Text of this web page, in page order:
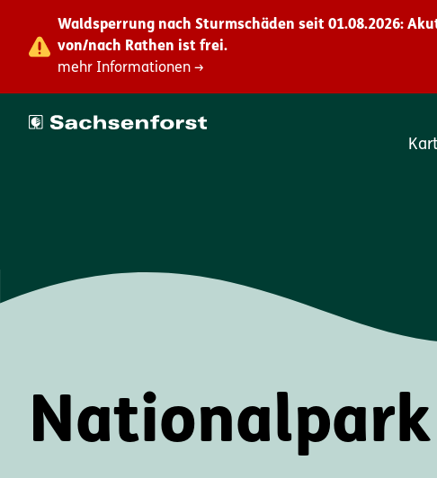
Waldsperrung nach Sturmschäden seit 01.08.2026:
von/nach Rathen ist frei.
mehr Informationen →